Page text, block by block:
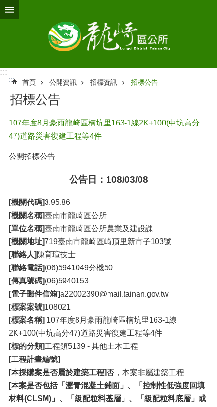
跳到主要內容區塊
:::
:::
首頁 公開資訊 招標資訊 招標公告
招標公告
107年度8月豪雨龍崎區楠坑里163-1線2K+100(中坑高分
47)道路災害復建工程等4件
公開招標公告
公告日：108/03/08
[機關代碼]3.95.86
[機關名稱]臺南市龍崎區公所
[單位名稱]臺南市龍崎區公所農業及建設課
[機關地址]719臺南市龍崎區崎頂里新市子103號
[聯絡人] 陳育瑄技士
[聯絡電話](06)5941049分機50
[傳真號碼](06)5940153
[電子郵件信箱]a22002390@mail.tainan.gov.tw
[標案案號]108021
[標案名稱] 107年度8月豪雨龍崎區楠坑里163-1線
2K+100(中坑高分47)道路災害復建工程等4件
[標的分類]工程類5139 - 其他土木工程
[工程計畫編號]
[本採購案是否屬於建築工程]否，本案非屬建築工程
[本案是否包括「瀝青混凝土鋪面」、「控制性低強度回填
材料(CLSM)」、「級配粒料基層」、「級配粒料底層」或